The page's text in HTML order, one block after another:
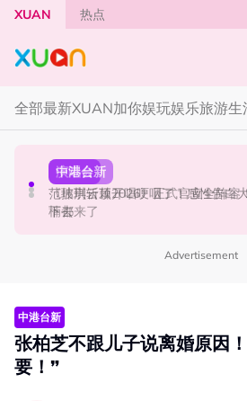
Skip to main content
XUAN 热点
全部最新XUAN加你娱玩娱乐旅游生
中港台新
陈土豆玩梗《下一站幸福》！同框
不能捐”桥段
演唱会
范玮琪云顶开唱哽咽了！感性告白
下去
中港台新
《披荆斩棘2026》正式官宣全阵容
楠都来了
Advertisement
中港台新
张柏芝不跟儿子说离婚原因
要！”